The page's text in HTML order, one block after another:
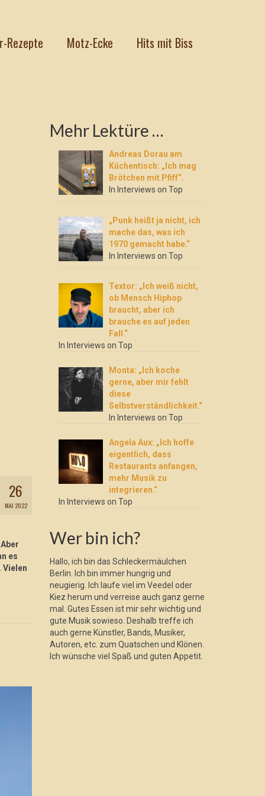
Rezepte Motz-Ecke Hits mit Biss
26
MAI 2022
es
. Vielen
Mehr Lektüre …
Andreas Dorau am
Küchentisch: „Ich mag
Brötchen mit Pfiff“.
In Interviews on Top
„Punk heißt ja nicht, ich
mache das, was ich
1970 gemacht habe.“
In Interviews on Top
Textor: „Ich weiß nicht,
ob Mensch Hiphop
braucht, aber ich
brauche es auf jeden
Fall.“
In Interviews on Top
Monta: „Ich koche
gerne, aber mir fehlt
diese
Selbstverständlichkeit.“
In Interviews on Top
Angela Aux: „Ich hoffe
eigentlich, dass
Restaurants anfangen,
mehr Musik zu
integrieren.“
In Interviews on Top
Wer bin ich?
Hallo, ich bin das Schleckermäulchen
Berlin. Ich bin immer hungrig und
neugierig. Ich laufe viel im Veedel oder
Kiez herum und verreise auch ganz gerne
mal. Gutes Essen ist mir sehr wichtig und
gute Musik sowieso. Deshalb treffe ich
auch gerne Künstler, Bands, Musiker,
Autoren, etc. zum Quatschen und Klönen.
Ich wünsche viel Spaß und guten Appetit.